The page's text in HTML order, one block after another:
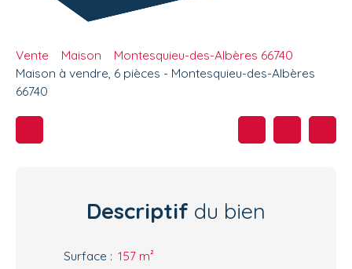
Vente Maison
Montesquieu-des-Albères 66740
Maison à vendre, 6 pièces - Montesquieu-des-Albères
66740
Descriptif du bien
Surface : 157 m²